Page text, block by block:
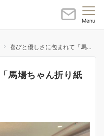
Menu
喜びと優しさに包まれて「馬場ちゃん折り紙教室」(2024/8/3)
馬場ちゃん折り紙